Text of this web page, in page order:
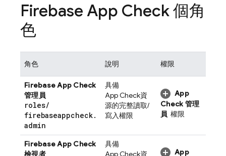
Firebase App Check個角
色
角色 說明 權限
Firebase App Check
管理員
roles/
firebaseappcheck.
admin
具備
App Check資
源的完整讀取/
寫入權限
App
Check 管理
員 權限
Firebase App Check
檢視者
具備
App Check資
App